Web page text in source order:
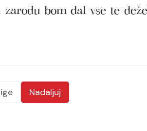
bom dal vse te
Nadaljuj